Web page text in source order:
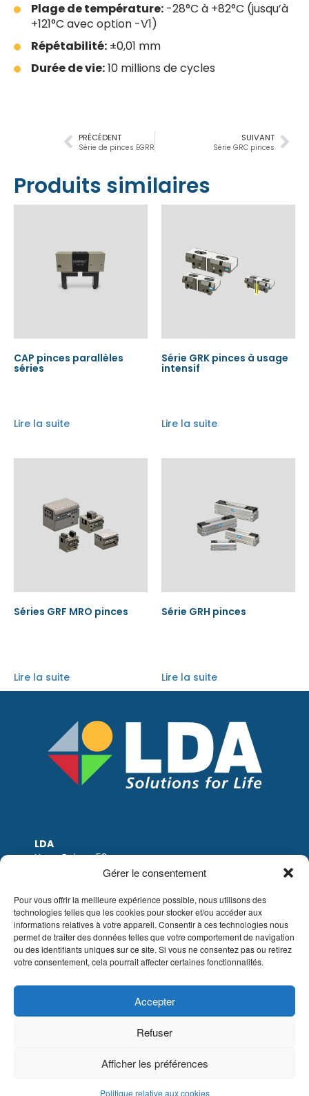
Gérer le consentement
Pour vous offrir la meilleure expérience possible, nous utilisons des
technologies telles que les cookies pour stocker et/ou accéder aux
informations relatives à votre appareil. Consentir à ces technologies nous
permet de traiter des données telles que votre comportement de navigation
ou des identifiants uniques sur ce site. Si vous ne consentez pas ou retirez
votre consentement, cela pourrait affecter certaines fonctionnalités.
Accepter
Refuser
Afficher les préférences
Politique relative aux cookies
Plage de température: -28°C à +82°C (jusqu’à
+121°C avec option -V1)
Répétabilité: ±0,01 mm
Durée de vie:10 millions de cycles
SUIVANT
Série GRC pinces
PRÉCÉDENT
Série de pinces EGRR
Produits similaires
CAP pinces parallèles
séries
Lire la suite
Série GRK pinces à usage
intensif
Lire la suite
Séries GRF MRO pinces
Lire la suite
Série GRH pinces
Lire la suite
LDA
Hoge Buizen 53
TVA: BE0405.895.609
IBAN: KBC / BE51 7340 2410 9862
BIC: KBC / KREDBEBB
Mentions légales|Avis de non-responsabilité
par e-mail|Conditions de vente
© LDA Belgium, tous droits réservés.